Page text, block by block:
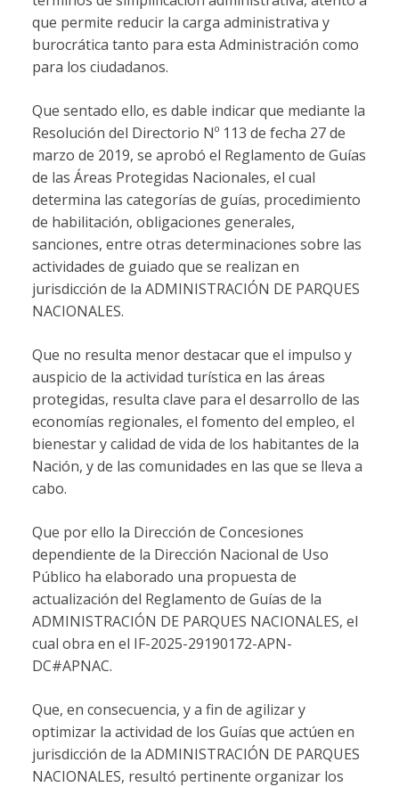
que permite reducir la carga administrativa y
burocrática tanto para esta Administración como
para los ciudadanos.
Que sentado ello, es dable indicar que mediante la
Resolución del Directorio Nº 113 de fecha 27 de
marzo de 2019, se aprobó el Reglamento de Guías
de las Áreas Protegidas Nacionales, el cual
determina las categorías de guías, procedimiento
de habilitación, obligaciones generales,
sanciones, entre otras determinaciones sobre las
actividades de guiado que se realizan en
jurisdicción de la ADMINISTRACIÓN DE PARQUES
NACIONALES.
Que no resulta menor destacar que el impulso y
auspicio de la actividad turística en las áreas
protegidas, resulta clave para el desarrollo de las
economías regionales, el fomento del empleo, el
bienestar y calidad de vida de los habitantes de la
Nación, y de las comunidades en las que se lleva a
cabo.
Que por ello la Dirección de Concesiones
dependiente de la Dirección Nacional de Uso
Público ha elaborado una propuesta de
actualización del Reglamento de Guías de la
ADMINISTRACIÓN DE PARQUES NACIONALES, el
cual obra en el IF-2025-29190172-APN-
DC#APNAC.
Que, en consecuencia, y a fin de agilizar y
optimizar la actividad de los Guías que actúen en
jurisdicción de la ADMINISTRACIÓN DE PARQUES
NACIONALES, resultó pertinente organizar los